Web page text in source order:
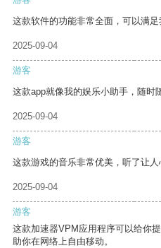
这款软件的功能非常全面，可以满足
2025-09-04
游客
这款app就像我的娱乐小助手，随时
2025-09-04
游客
这款游戏的音乐非常优美，听了让人
2025-09-04
游客
这款加速器VPM应用程序可以给你
助你在网络上自由移动。